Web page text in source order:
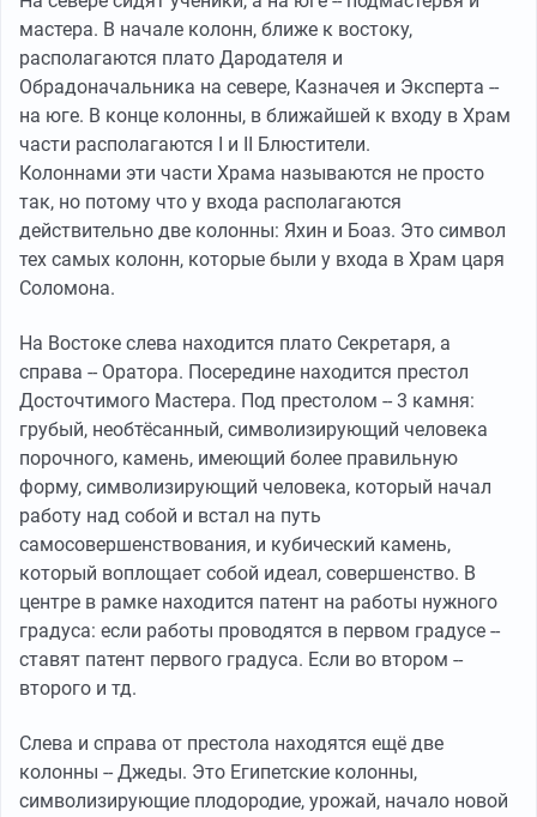
мастера. В начале колонн, ближе к востоку,
располагаются плато Дародателя и
Обрадоначальника на севере, Казначея и Эксперта --
на юге. В конце колонны, в ближайшей к входу в Храм
части располагаются I и II Блюстители.
Колоннами эти части Храма называются не просто
так, но потому что у входа располагаются
действительно две колонны: Яхин и Боаз. Это символ
тех самых колонн, которые были у входа в Храм царя
Соломона.
На Востоке слева находится плато Секретаря, а
справа -- Оратора. Посередине находится престол
Досточтимого Мастера. Под престолом -- 3 камня:
грубый, необтёсанный, символизирующий человека
порочного, камень, имеющий более правильную
форму, символизирующий человека, который начал
работу над собой и встал на путь
самосовершенствования, и кубический камень,
который воплощает собой идеал, совершенство. В
центре в рамке находится патент на работы нужного
градуса: если работы проводятся в первом градусе --
ставят патент первого градуса. Если во втором --
второго и тд.
Слева и справа от престола находятся ещё две
колонны -- Джеды. Это Египетские колонны,
символизирующие плодородие, урожай, начало новой